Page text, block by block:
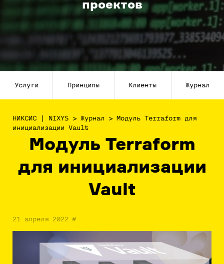
проектов
Услуги Принципы Клиенты Журнал
НИКСИС | NIXYS > Журнал > Модуль Terraform для
инициализации Vault
Модуль Terraform
для инициализации
Vault
21 апреля 2022 #